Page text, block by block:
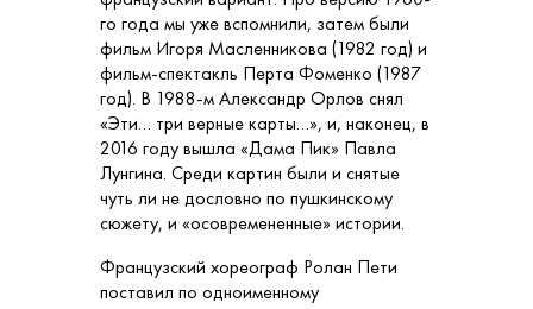
го года мы уже вспомнили, затем были
фильм Игоря Масленникова (1982 год) и
фильм-спектакль Перта Фоменко (1987
год). В 1988-м Александр Орлов снял
«Эти… три верные карты…», и, наконец, в
2016 году вышла «Дама Пик» Павла
Лунгина. Среди картин были и снятые
чуть ли не дословно по пушкинскому
сюжету, и «осовремененные» истории.
Французский хореограф Ролан Пети
поставил по одноименному